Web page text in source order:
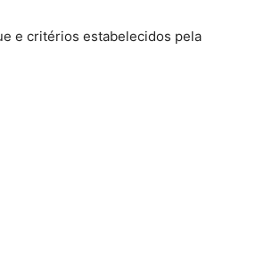
e critérios estabelecidos pela